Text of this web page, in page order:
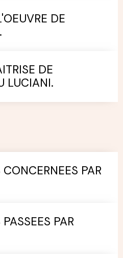
DE
DE
LUCIANI.
PAR
PAR